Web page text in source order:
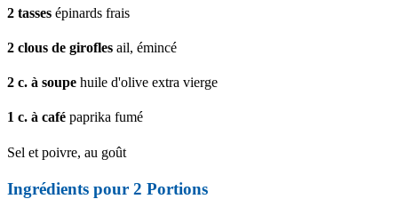
2 tasses épinards frais
2 clous de girofles ail, émincé
2 c. à soupe huile d'olive extra vierge
1 c. à café paprika fumé
Sel et poivre, au goût
Ingrédients pour 2 Portions